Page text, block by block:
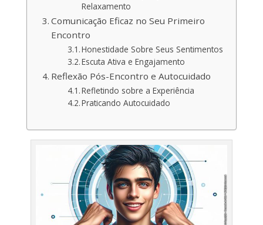
Relaxamento
Comunicação Eficaz no Seu Primeiro
Encontro
Honestidade Sobre Seus Sentimentos
Escuta Ativa e Engajamento
Reflexão Pós-Encontro e Autocuidado
Refletindo sobre a Experiência
Praticando Autocuidado